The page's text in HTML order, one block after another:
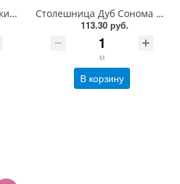
Столешница Дуб Крымский ( аналог FS 1113 Дуб Канзас кор.) FS1111 W2 Form Style Форма и Стиль
Столешница Дуб Сонома натуральный FS1335 W2 Form Style Форма и Стиль
113.30 руб.
м
В корзину